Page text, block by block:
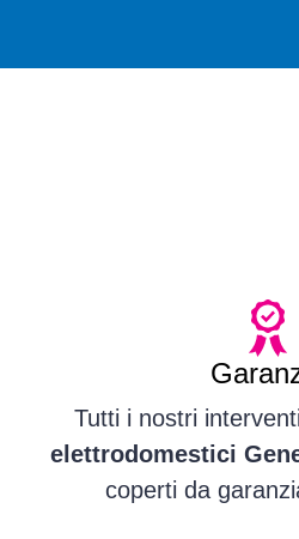
Tutti i nostri
elettrodomestici
coperti da